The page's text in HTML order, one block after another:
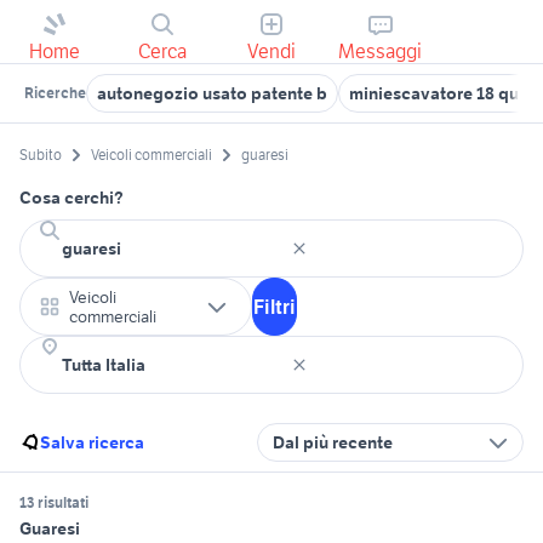
Home Cerca Vendi Messaggi
Ricerche autonegozio usato patente b miniescavatore 18
Subito Veicoli commerciali guaresi
Cosa cerchi?
Veicoli
commerciali
Filtri
Salva ricerca Dal più recente
13 risultati
Guaresi